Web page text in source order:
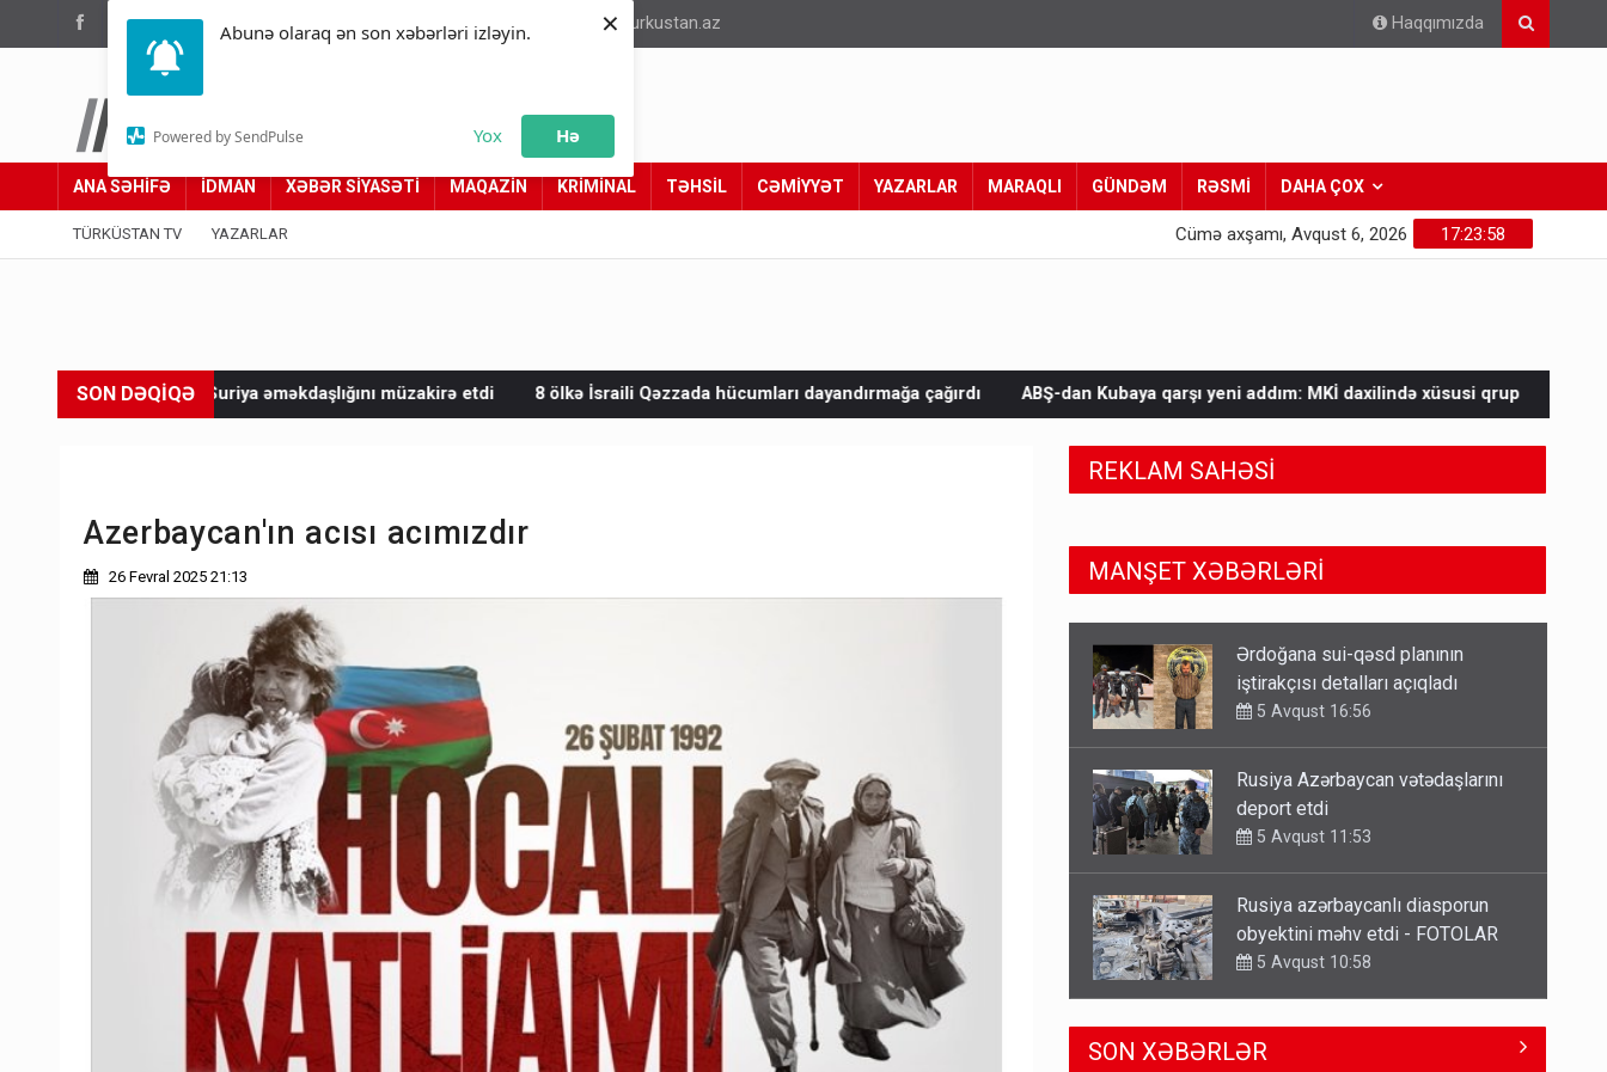
Abunə olaraq ən son xəbərləri izləyin.
Powered by SendPulse Yox Hə
×
(012) 449 94 05 info@turkustan.az Haqqımızda
Türküstan.az
Adımız yolumuzdur
ANA SƏHİFƏ İDMAN XƏBƏR SİYASƏTİ MAQAZİN KRİMİNAL TƏHSİL CƏMİYYƏT YAZARLAR MARAQLI GÜNDƏM RƏSMİ DAHA ÇOX
TÜRKÜSTAN TV YAZARLAR 17:24:00
Cümə axşamı, Avqust 6, 2026
SON DƏQİQƏ
Suriya əməkdaşlığını müzakirə etdi 8 ölkə İsraili Qəzzada hücumları dayandırmağa çağırdı ABŞ-dan Kubaya qarşı yeni addım: MKİ daxilində xüsusi qrup HƏMAS İsrailə təzyiq
Azerbaycan'ın acısı acımızdır
26 Fevral 2025 21:13
REKLAM SAHƏSİ
MANŞET XƏBƏRLƏRİ
Rusiya Azərbaycan vətədaşlarını
deport etdi
5 Avqust 11:53
Rusiya azərbaycanlı diasporun
obyektini məhv etdi - FOTOLAR
5 Avqust 10:58
Bu tarixdən HAVALAR DƏYİŞİR -
İSTİLƏR BİTİR
4 Avqust 22:04
ŞOK! David Seliverstov ölkədən
qaçdı
SON XƏBƏRLƏR